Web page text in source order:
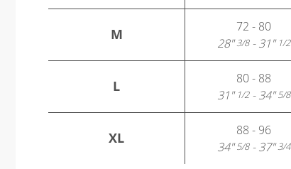
M
72 - 80
28"3/8- 31"1/2
L
80 - 88
31"1/2- 34"5/8
XL
88 - 96
34"5/8- 37"3/4